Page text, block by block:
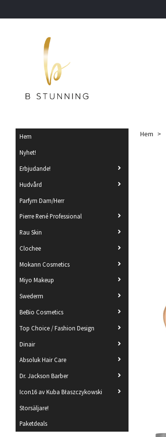
Hem
Nyhet!
Erbjudande!
Hudvård
Parfym Dam/Herr
Pierre René Professional
Rau Skin
Clochee
Mokann Cosmetics
Miyo Makeup
Swederm
BeBio Cosmetics
Top Choice / Fashion Design
Dinair
Absoluk Hair Care
Dr. Jackson Barber
Icon16 av Kuba Błaszczykowski
Storsäljare!
Paketdeals
Hem